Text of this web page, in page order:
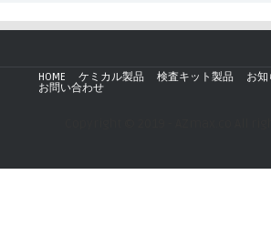
HOME ケミカル製品 検査キット製品 お
お問い合わせ